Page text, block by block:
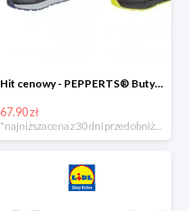
Hit cenowy - PEPPERTS® Buty zimowe chłopięce
67.90 zł
*najniższa cena z 30 dni przed obniżką